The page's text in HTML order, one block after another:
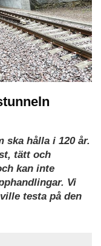
ska hålla i 120 år.
tätt och
kan inte
Vi
testa på den